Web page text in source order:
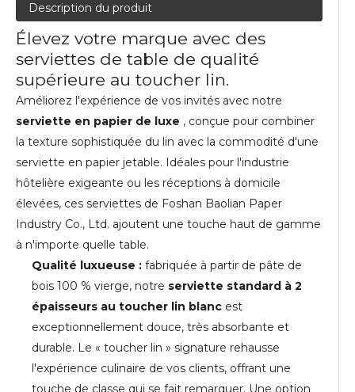
Description du produit
Élevez votre marque avec des
serviettes de table de qualité
supérieure au toucher lin.
Améliorez l'expérience de vos invités avec notre
serviette en papier de luxe , conçue pour combiner
la texture sophistiquée du lin avec la commodité d'une
serviette en papier jetable. Idéales pour l'industrie
hôtelière exigeante ou les réceptions à domicile
élevées, ces serviettes de Foshan Baolian Paper
Industry Co., Ltd. ajoutent une touche haut de gamme
à n'importe quelle table.
Qualité luxueuse : fabriquée à partir de pâte de
bois 100 % vierge, notre serviette standard à 2
épaisseurs au toucher lin blanc est
exceptionnellement douce, très absorbante et
durable. Le « toucher lin » signature rehausse
l'expérience culinaire de vos clients, offrant une
touche de classe qui se fait remarquer. Une option